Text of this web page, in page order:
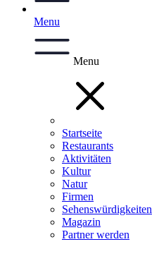
Menu
Menu
Startseite
Restaurants
Aktivitäten
Kultur
Natur
Firmen
Sehenswürdigkeiten
Magazin
Partner werden